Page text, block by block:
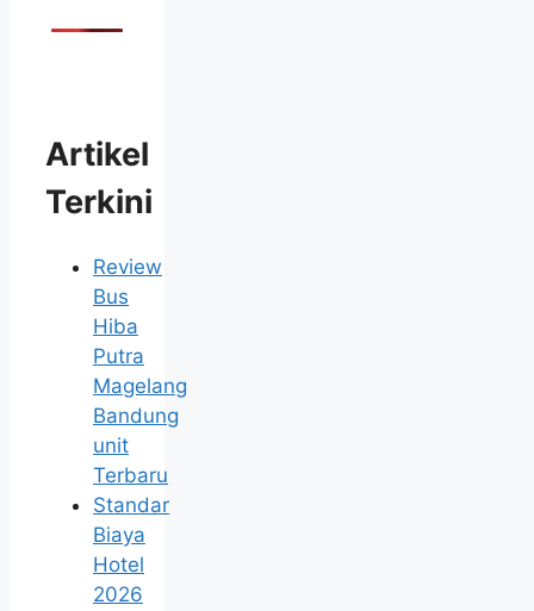
Artikel
Terkini
Review
Bus
Hiba
Putra
Magelang
Bandung
unit
Terbaru
Standar
Biaya
Hotel
2026